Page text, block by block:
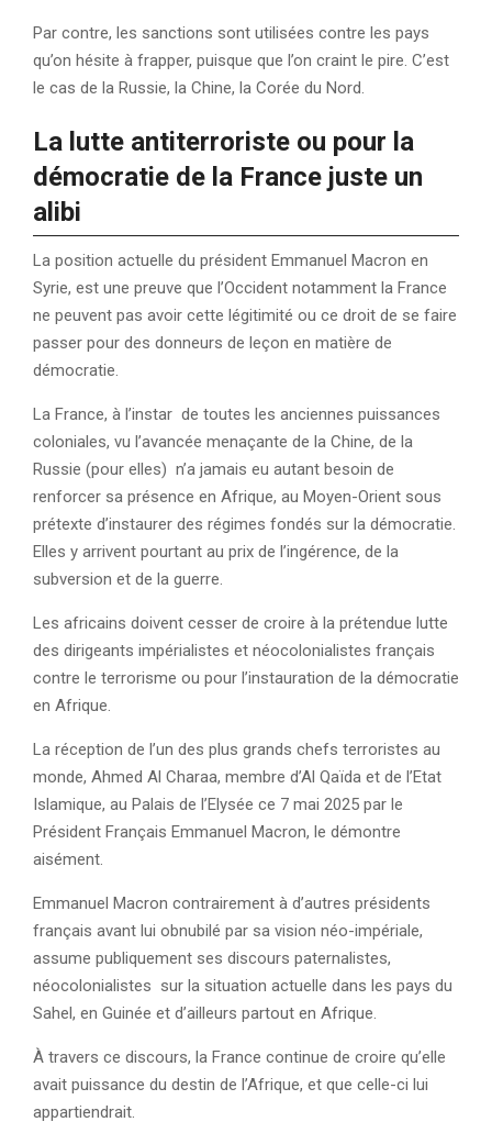
Par contre, les sanctions sont utilisées contre les pays
qu’on hésite à frapper, puisque que l’on craint le pire. C’est
le cas de la Russie, la Chine, la Corée du Nord.
La lutte antiterroriste ou pour la
démocratie de la France juste un
alibi
La position actuelle du président Emmanuel Macron en
Syrie, est une preuve que l’Occident notamment la France
ne peuvent pas avoir cette légitimité ou ce droit de se faire
passer pour des donneurs de leçon en matière de
démocratie.
La France, à l’instar de toutes les anciennes puissances
coloniales, vu l’avancée menaçante de la Chine, de la
Russie (pour elles) n’a jamais eu autant besoin de
renforcer sa présence en Afrique, au Moyen-Orient sous
prétexte d’instaurer des régimes fondés sur la démocratie.
Elles y arrivent pourtant au prix de l’ingérence, de la
subversion et de la guerre.
Les africains doivent cesser de croire à la prétendue lutte
des dirigeants impérialistes et néocolonialistes français
contre le terrorisme ou pour l’instauration de la démocratie
en Afrique.
La réception de l’un des plus grands chefs terroristes au
monde, Ahmed Al Charaa, membre d’Al Qaïda et de l’Etat
Islamique, au Palais de l’Elysée ce 7 mai 2025 par le
Président Français Emmanuel Macron, le démontre
aisément.
Emmanuel Macron contrairement à d’autres présidents
français avant lui obnubilé par sa vision néo-impériale,
assume publiquement ses discours paternalistes,
néocolonialistes sur la situation actuelle dans les pays du
Sahel, en Guinée et d’ailleurs partout en Afrique.
À travers ce discours, la France continue de croire qu’elle
avait puissance du destin de l’Afrique, et que celle-ci lui
appartiendrait.